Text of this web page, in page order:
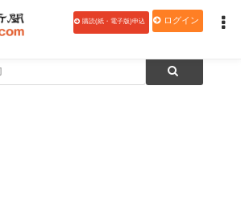
購読(紙・電子版)申込 ログイン